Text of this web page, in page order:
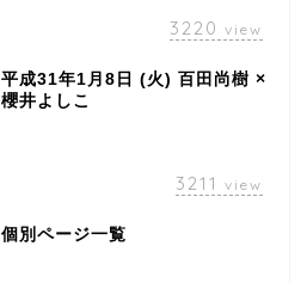
3220 view
平成31年1月8日 (火) 百田尚樹 ×
櫻井よしこ
3211 view
個別ページ一覧